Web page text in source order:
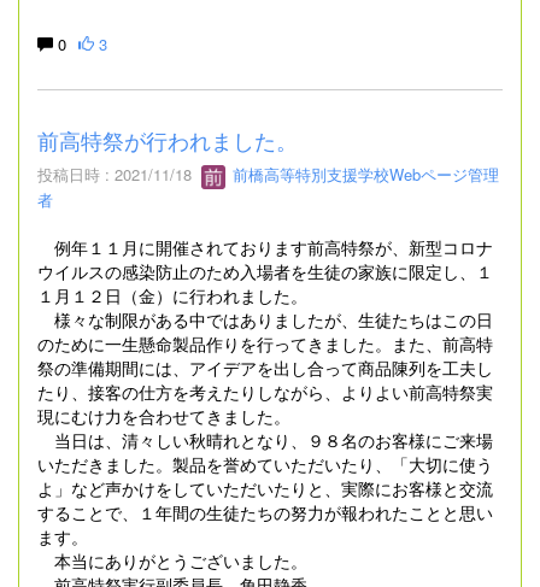
0 3
前高特祭が行われました。
投稿日時 : 2021/11/18
前橋高等特別支援学校Webページ管理
者
例年１１月に開催されております前高特祭が、新型コロナ
ウイルスの感染防止のため入場者を生徒の家族に限定し、１
１月１２日（金）に行われました。
様々な制限がある中ではありましたが、生徒たちはこの日
のために一生懸命製品作りを行ってきました。また、前高特
祭の準備期間には、アイデアを出し合って商品陳列を工夫し
たり、接客の仕方を考えたりしながら、よりよい前高特祭実
現にむけ力を合わせてきました。
当日は、清々しい秋晴れとなり、９８名のお客様にご来場
いただきました。製品を誉めていただいたり、「大切に使う
よ」など声かけをしていただいたりと、実際にお客様と交流
することで、１年間の生徒たちの努力が報われたことと思い
ます。
本当にありがとうございました。